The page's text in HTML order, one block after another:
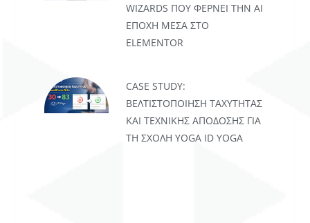
WIZARDS ΠΟΥ ΦΈΡΝΕΙ ΤΗΝ AI
ΕΠΟΧΉ ΜΈΣΑ ΣΤΟ
ELEMENTOR
CASE STUDY:
ΒΕΛΤΙΣΤΟΠΟΊΗΣΗ ΤΑΧΎΤΗΤΑΣ
ΚΑΙ ΤΕΧΝΙΚΉΣ ΑΠΌΔΟΣΗΣ ΓΙΑ
ΤΗ ΣΧΟΛΉ YOGA ID YOGA